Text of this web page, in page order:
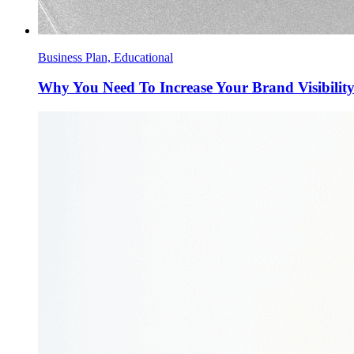
Business Plan, Educational
Why You Need To Increase Your Brand Visibility